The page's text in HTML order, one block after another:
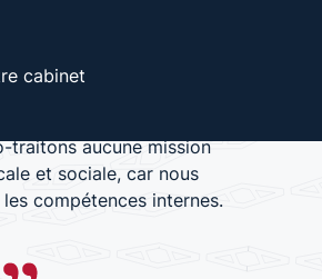
cabinet
nos équipes sont
traitons aucune mission
et sociale, car nous
compétences internes.